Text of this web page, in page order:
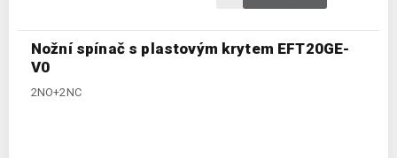
Nožní spínač s plastovým krytem EFT20GE-
V0
2NO+2NC